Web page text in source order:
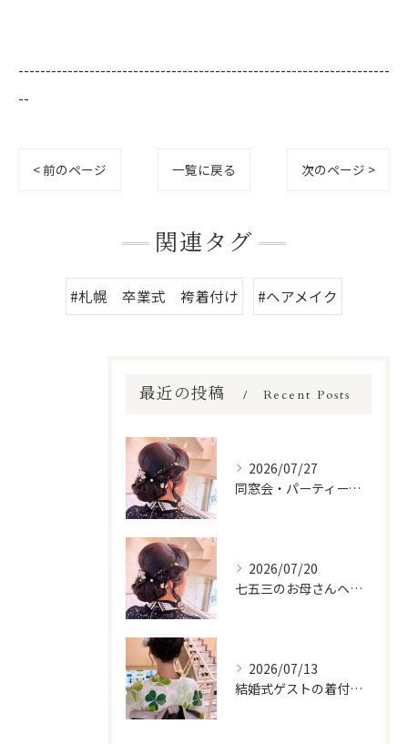
--------------------------------------------------------------------
--
< 前のページ 一覧に戻る 次のページ >
関連タグ
#札幌 卒業式 袴着付け #ヘアメイク
最近の投稿 Recent Posts
2026/07/27
同窓会・パーティーで輝くヘアセット＆メイク｜久しぶりに会う人に最高の印象を
2026/07/20
七五三のお母さんヘアメイク＆着付けガイド｜子どもの晴れ舞台を一緒に輝いて
2026/07/13
結婚式ゲストの着付け完全ガイド｜訪問着・付け下げをもっと美しく着こなすために